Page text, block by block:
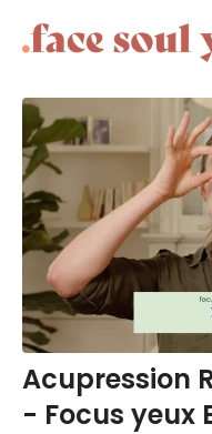
Acupression
- Focus yeux